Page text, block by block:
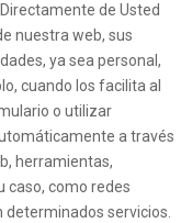
de Usted
nuestra web, sus
ya sea personal,
cuando los facilita al
o utilizar
a través
herramientas,
caso, como redes
servicios.